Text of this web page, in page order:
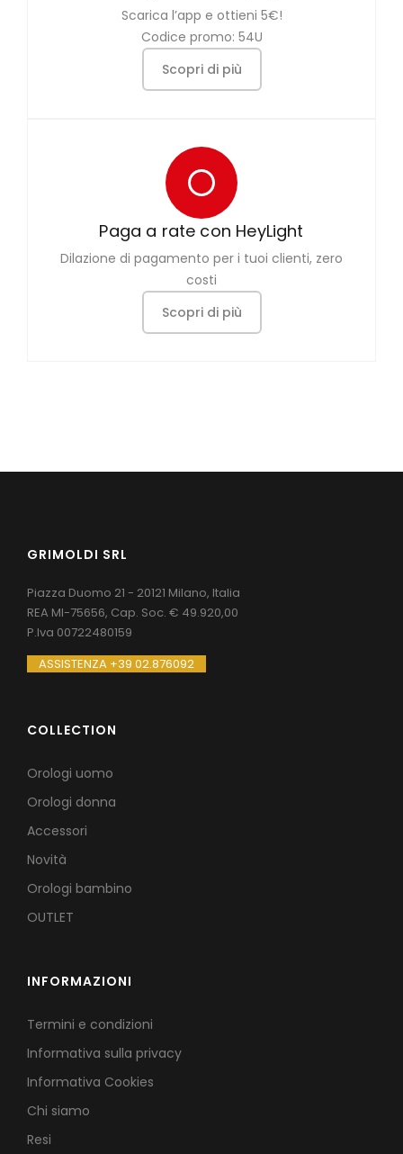
Scarica l’app e ottieni 5€!
Codice promo: 54U
Scopri di più
Paga a rate con HeyLight
Dilazione di pagamento per i tuoi clienti, zero
costi
Scopri di più
GRIMOLDI SRL
Piazza Duomo 21 - 20121 Milano, Italia
REA MI-75656, Cap. Soc. € 49.920,00
P.Iva 00722480159
ASSISTENZA +39 02.876092
COLLECTION
Orologi uomo
Orologi donna
Accessori
Novità
Orologi bambino
OUTLET
INFORMAZIONI
Termini e condizioni
Informativa sulla privacy
Informativa Cookies
Chi siamo
Resi